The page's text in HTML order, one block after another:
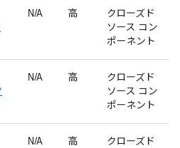
N/A 高
クローズド
ソース コン
ポーネント
N/A 高
クローズド
ソース コン
ポーネント
N/A 高
クローズド